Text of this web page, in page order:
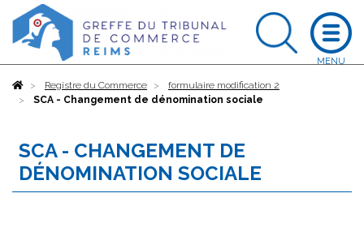
AccueilRegistre du Commerce
formulaire modification 2
SCA - Changement de dénomination sociale
SCA - CHANGEMENT DE
DÉNOMINATION SOCIALE